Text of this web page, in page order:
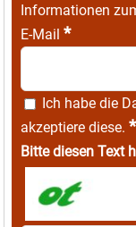
Informationen
E-Mail *
Ich habe die
akzeptiere diese. *
Bitte diesen Text